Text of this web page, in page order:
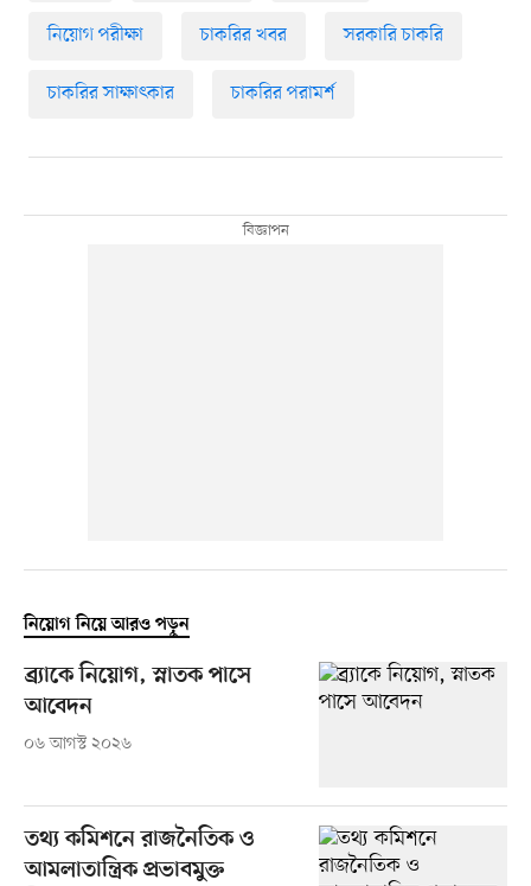
নিয়োগ পরীক্ষা চাকরির খবর সরকারি চাকরি
চাকরির সাক্ষাৎকার চাকরির পরামর্শ
নিয়োগ নিয়ে আরও পড়ুন
ব্র্যাকে নিয়োগ, স্নাতক পাসে
আবেদন
০৬ আগস্ট ২০২৬
তথ্য কমিশনে রাজনৈতিক ও
আমলাতান্ত্রিক প্রভাবমুক্ত